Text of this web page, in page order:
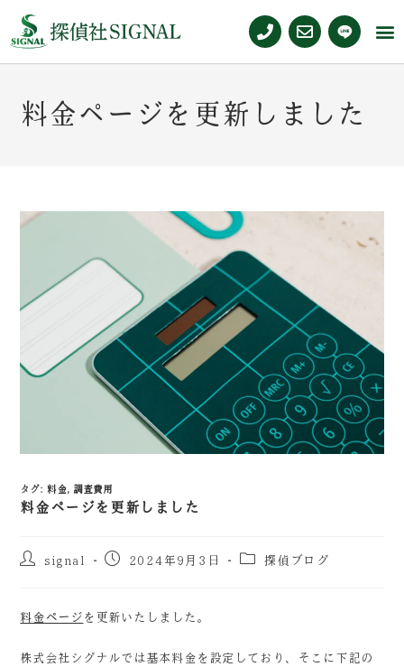
料金ページを更新しました
タグ:料金, 調査費用
料金ページを更新しました
signal 2024年9月3日 探偵ブログ
料金ページ を更新いたしました。
株式会社シグナルでは基本料金を設定しており、そこに下記の